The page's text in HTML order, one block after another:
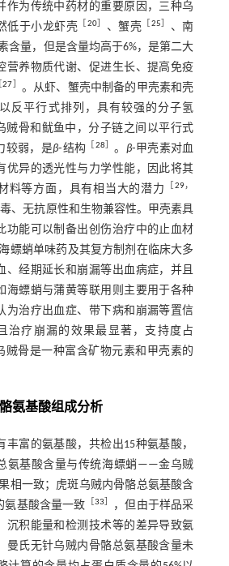
作为传统中药材的重要原因，三种乌
低于小龙虾壳
20］ 、蟹壳 25
、南
含量，但是含量均高于6%，是第二大
营养物质代谢、促进生长、提高免疫
27
。从虾、蟹壳中制备的甲壳素和壳
反平行式排列，具有较强的分子氢
贼骨和鱿鱼中，分子链之间以平行式
较弱，是β⁃结构 28 。 β⁃甲壳素对血
优异的透光性与力学性能，因此将其
料等方面，具有相当大的潜力
29，
、无抗原性和生物兼容性。甲壳素具
功能可以制备出创伤治疗中的止血材
螵蛸单味药及其复方制剂在临床大多
、经期延长和崩漏等出血病症，并且
海螵蛸与蒲黄等联用则主要用于各种
为治疗出血症、带下病和崩漏等置信
治疗崩漏的效果最显著，支持度占
贼骨是一种富含矿物元素和甲壳素的
氨基酸组成分析
丰富的氨基酸，共检出15种氨基酸，
氨基酸含量与传统海螵蛸——金乌贼
相一致；虎斑乌贼内骨骼总氨基酸含
氨基酸含量一致
33
，但由于样品采
沉积能量和检测技术等的差异导致氨
曼氏无针乌贼内骨骼总氨基酸含量未